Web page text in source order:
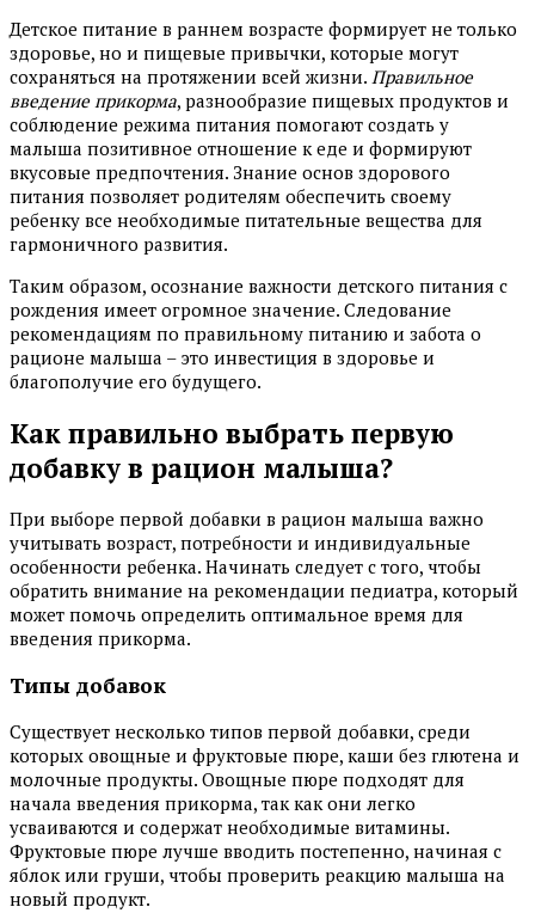
Детское питание в раннем возрасте формирует не только
здоровье, но и пищевые привычки, которые могут
сохраняться на протяжении всей жизни. Правильное
введение прикорма, разнообразие пищевых продуктов и
соблюдение режима питания помогают создать у
малыша позитивное отношение к еде и формируют
вкусовые предпочтения. Знание основ здорового
питания позволяет родителям обеспечить своему
ребенку все необходимые питательные вещества для
гармоничного развития.
Таким образом, осознание важности детского питания с
рождения имеет огромное значение. Следование
рекомендациям по правильному питанию и забота о
рационе малыша – это инвестиция в здоровье и
благополучие его будущего.
Как правильно выбрать первую
добавку в рацион малыша?
При выборе первой добавки в рацион малыша важно
учитывать возраст, потребности и индивидуальные
особенности ребенка. Начинать следует с того, чтобы
обратить внимание на рекомендации педиатра, который
может помочь определить оптимальное время для
введения прикорма.
Типы добавок
Существует несколько типов первой добавки, среди
которых овощные и фруктовые пюре, каши без глютена и
молочные продукты. Овощные пюре подходят для
начала введения прикорма, так как они легко
усваиваются и содержат необходимые витамины.
Фруктовые пюре лучше вводить постепенно, начиная с
яблок или груши, чтобы проверить реакцию малыша на
новый продукт.